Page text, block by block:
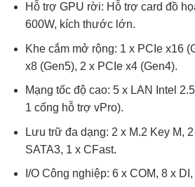
Hỗ trợ GPU rời: Hỗ trợ card đồ
600W, kích thước lớn.
Khe cắm mở rộng: 1 x PCIe x16
x8 (Gen5), 2 x PCIe x4 (Gen4).
Mạng tốc độ cao: 5 x LAN Intel
1 cổng hỗ trợ vPro).
Lưu trữ đa dạng: 2 x M.2 Key M,
SATA3, 1 x CFast.
I/O Công nghiệp: 6 x COM, 8 x